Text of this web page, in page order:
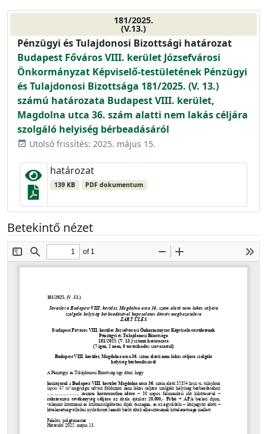
181/2025.
(V.13.)
Pénzügyi és Tulajdonosi Bizottsági határozat
Budapest Főváros VIII. kerület Józsefvárosi
Önkormányzat Képviselő-testületének Pénzügyi
és Tulajdonosi Bizottsága 181/2025. (V. 13.)
számú határozata Budapest VIII. kerület,
Magdolna utca 36. szám alatti nem lakás céljára
szolgáló helyiség bérbeadásáról
event_available Utolsó frissítés: 2025. május 15.
határozat
139 KB PDF dokumentum
Betekintő nézet